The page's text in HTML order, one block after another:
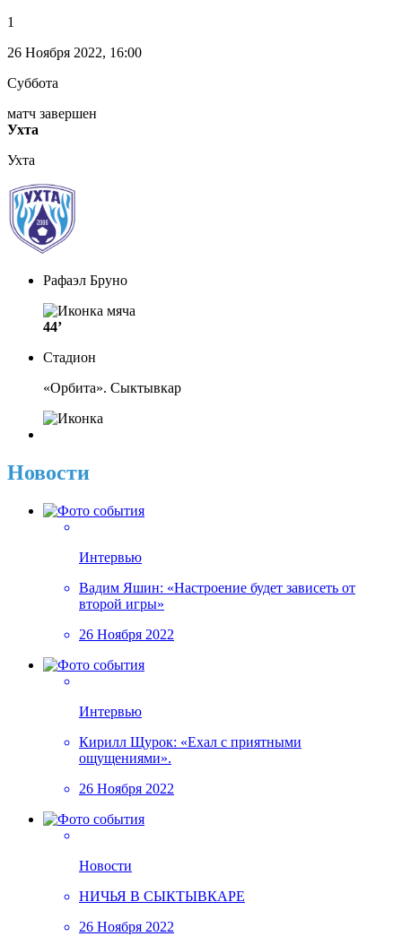
1
26 Ноября 2022, 16:00
Суббота
матч завершен
Ухта
Ухта
Рафаэл Бруно
44’
Стадион
«Орбита». Сыктывкар
Новости
Интервью
Вадим Яшин: «Настроение будет зависеть от
второй игры»
26 Ноября 2022
Интервью
Кирилл Щурок: «Ехал с приятными
ощущениями».
26 Ноября 2022
Новости
НИЧЬЯ В СЫКТЫВКАРЕ
26 Ноября 2022